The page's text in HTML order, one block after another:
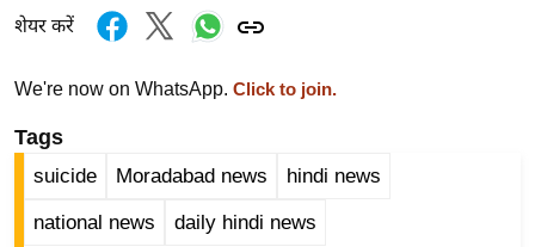
यं
इं
या
सा
हि
शेयर करें
We're now on WhatsApp. Click to join.
Tags
suicide Moradabad news hindi news
national news daily hindi news